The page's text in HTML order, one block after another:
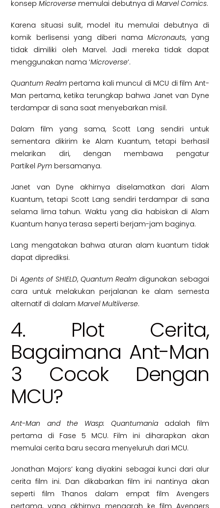
konsepMicroverse memulai debutnya diMarvel Comics.
Karena situasi sulit, model itu memulai debutnya di
komik berlisensi yang diberi namaMicronauts, yang
tidak dimiliki oleh Marvel. Jadi mereka tidak dapat
menggunakan nama ‘Microverse‘.
Quantum Realmpertama kali muncul di MCU di film Ant-
Man pertama, ketika terungkap bahwa Janet van Dyne
terdampar di sana saat menyebarkan misil.
Dalam film yang sama, Scott Lang sendiri untuk
sementara dikirim ke Alam Kuantum, tetapi berhasil
melarikan diri, dengan membawa pengatur
PartikelPym bersamanya.
Janet van Dyne akhirnya diselamatkan dari Alam
Kuantum, tetapi Scott Lang sendiri terdampar di sana
selama lima tahun. Waktu yang dia habiskan di Alam
Kuantum hanya terasa seperti berjam-jam baginya.
Lang mengatakan bahwa aturan alam kuantum tidak
dapat diprediksi.
Di Agents of SHIELD,Quantum Realm digunakan sebagai
cara untuk melakukan perjalanan ke alam semesta
alternatif di dalamMarvel Multiiverse.
4. Plot Cerita,
Bagaimana Ant-Man
3 Cocok Dengan
MCU?
Ant-Man and the Wasp: Quantumania adalah film
pertama di Fase 5 MCU. Film ini diharapkan akan
memulai cerita baru secara menyeluruh dari MCU.
Jonathan Majors’ kang diyakini sebagai kunci dari alur
cerita film ini. Dan dikabarkan film ini nantinya akan
seperti film Thanos dalam empat film Avengers
pertama, yang akhirnya mengarah ke film Avengers